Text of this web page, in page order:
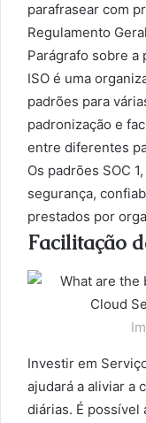
parafrasear com
Regulamento
Parágrafo sobre a
ISO é uma
padrões para
padronização e
entre diferentes
Os padrões SOC
segurança,
prestados por
Facilitação
Investir em
ajudará a aliviar a
diárias. É possível